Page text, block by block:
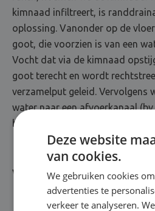
kimnaad infiltreert, is
oplossing. Vanonder op de
goot, die voorzien is van een
Vocht dat via de kimnaad
goot terecht en wordt
verzamelput geleid. Vervolgens
water naar een afvoerkanaal
behulp van een pomp.
Vloerdrainage
Deze website
van cookies.
We gebruiken cookies
advertenties te
verkeer te analyseren.